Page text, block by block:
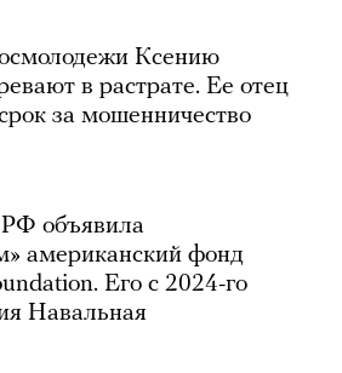
Ксению
в растрате. Ее отец
за мошенничество
РФ объявила
американский фонд
Его с 2024-го
Навальная